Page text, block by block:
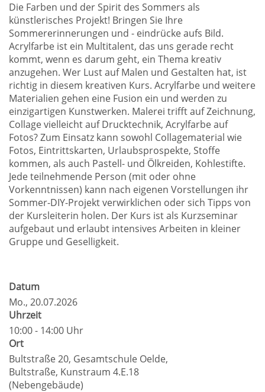
Die Farben und der Spirit des Sommers als
künstlerisches Projekt! Bringen Sie Ihre
Sommererinnerungen und - eindrücke aufs Bild.
Acrylfarbe ist ein Multitalent, das uns gerade recht
kommt, wenn es darum geht, ein Thema kreativ
anzugehen. Wer Lust auf Malen und Gestalten hat, ist
richtig in diesem kreativen Kurs. Acrylfarbe und weitere
Materialien gehen eine Fusion ein und werden zu
einzigartigen Kunstwerken. Malerei trifft auf Zeichnung,
Collage vielleicht auf Drucktechnik, Acrylfarbe auf
Fotos? Zum Einsatz kann sowohl Collagematerial wie
Fotos, Eintrittskarten, Urlaubsprospekte, Stoffe
kommen, als auch Pastell- und Ölkreiden, Kohlestifte.
Jede teilnehmende Person (mit oder ohne
Vorkenntnissen) kann nach eigenen Vorstellungen ihr
Sommer-DIY-Projekt verwirklichen oder sich Tipps von
der Kursleiterin holen. Der Kurs ist als Kurzseminar
aufgebaut und erlaubt intensives Arbeiten in kleiner
Gruppe und Geselligkeit.
Datum
Mo., 20.07.2026
Uhrzeit
10:00 - 14:00 Uhr
Ort
Bultstraße 20, Gesamtschule Oelde,
Bultstraße, Kunstraum 4.E.18
(Nebengebäude)